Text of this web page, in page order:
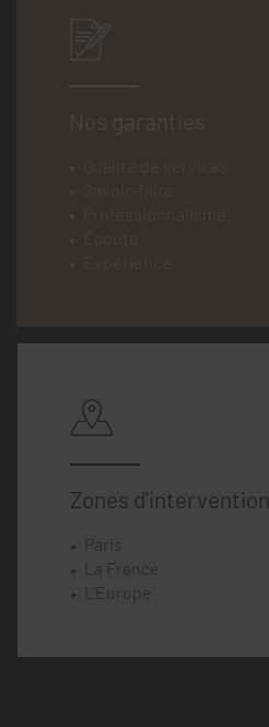
Nos garanties
Zones d'intervention
Paris
La France
L'Europe